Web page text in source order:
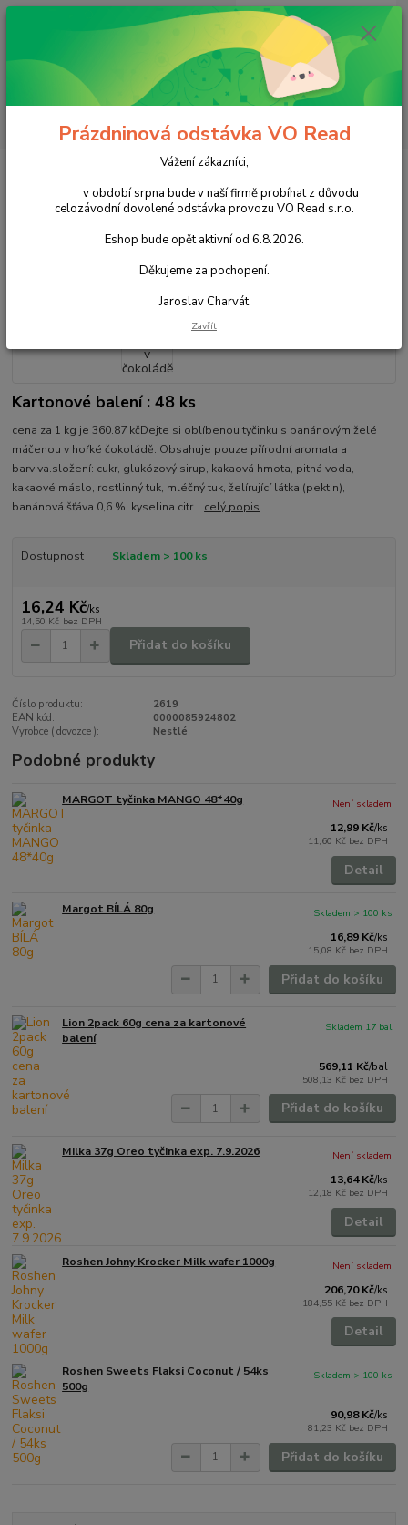
Po - Pá 8 - 14h
ks
za 0,00 Kč
Čokoládové cukrovinky
Orion Banány v čokoládě 45g
Kartonové balení : 48 ks
cena za 1 kg je 360.87 kčDejte si oblíbenou tyčinku s banánovým želé
máčenou v hořké čokoládě. Obsahuje pouze přírodní aromata a
barviva.složení: cukr, glukózový sirup, kakaová hmota, pitná voda,
kakaové máslo, rostlinný tuk, mléčný tuk, želírující látka (pektin),
banánová šťáva 0,6 %, kyselina citr... celý popis
Dostupnost Skladem > 100 ks
16,24 Kč/ks
14,50 Kč bez DPH
Přidat do košíku
Číslo produktu:
2619
EAN kód:
0000085924802
Vyrobce ( dovozce ):
Nestlé
Podobné produkty
MARGOT tyčinka MANGO 48*40g
12,99 Kč/ks
11,60 Kč bez DPH
Není skladem
Detail
Margot BÍLÁ 80g
16,89 Kč/ks
15,08 Kč bez DPH
Skladem > 100 ks
Přidat do košíku
Lion 2pack 60g cena za kartonové
balení
569,11 Kč/bal
508,13 Kč bez DPH
Skladem 17 bal
Přidat do košíku
Milka 37g Oreo tyčinka exp. 7.9.2026
13,64 Kč/ks
12,18 Kč bez DPH
Není skladem
Detail
Roshen Johny Krocker Milk wafer 1000g
206,70 Kč/ks
184,55 Kč bez DPH
Není skladem
Detail
Roshen Sweets Flaksi Coconut / 54ks
500g
90,98 Kč/ks
81,23 Kč bez DPH
Skladem > 100 ks
Přidat do košíku
Prázdninová odstávka VO Read
Vážení zákazníci,
v období srpna bude v naší firmě probíhat z důvodu
celozávodní dovolené odstávka provozu VO Read s.r.o.
Eshop bude opět aktivní od 6.8.2026.
Děkujeme za pochopení.
Jaroslav Charvát
Zavřít